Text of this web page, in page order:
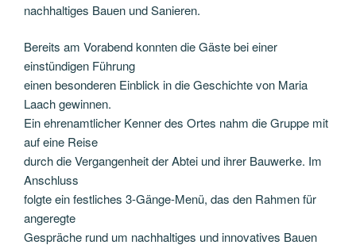
nachhaltiges Bauen und Sanieren.
Bereits am Vorabend konnten die Gäste bei einer
einstündigen Führung
einen besonderen Einblick in die Geschichte von Maria
Laach gewinnen.
Ein ehrenamtlicher Kenner des Ortes nahm die Gruppe mit
auf eine Reise
durch die Vergangenheit der Abtei und ihrer Bauwerke. Im
Anschluss
folgte ein festliches 3-Gänge-Menü, das den Rahmen für
angeregte
Gespräche rund um nachhaltiges und innovatives Bauen